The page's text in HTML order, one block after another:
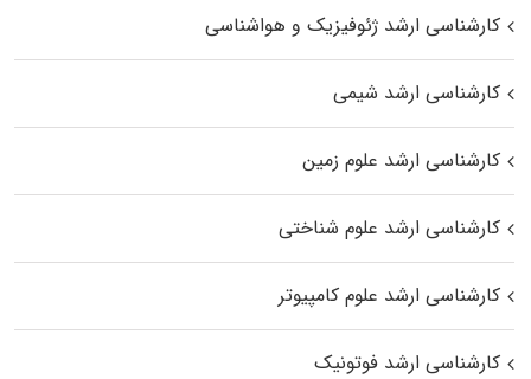
کارشناسی ارشد ژئوفیزیک و هواشناسی
کارشناسی ارشد شیمی
کارشناسی ارشد علوم زمین
کارشناسی ارشد علوم شناختی
کارشناسی ارشد علوم کامپیوتر
کارشناسی ارشد فوتونیک